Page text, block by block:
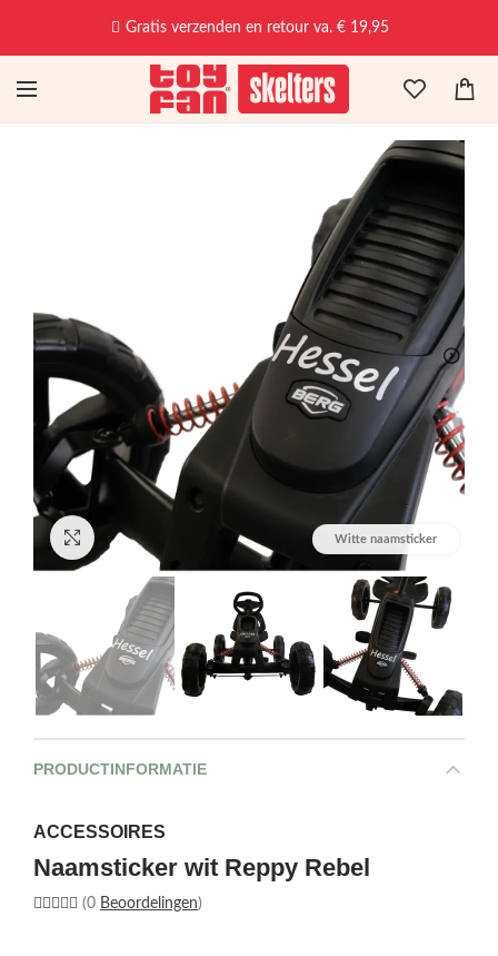
Gratis verzenden en retour va. € 19,95
Witte naamsticker
Afbeelding vergroten
PRODUCTINFORMATIE
ACCESSOIRES
Naamsticker wit Reppy Rebel
(0 Beoordelingen)